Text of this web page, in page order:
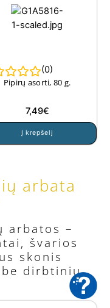
(0)
Pipirų asorti, 80 g.
7,49€
Į krepšelį
arbata
arbatos –
švarios
skonis
dirbtinių